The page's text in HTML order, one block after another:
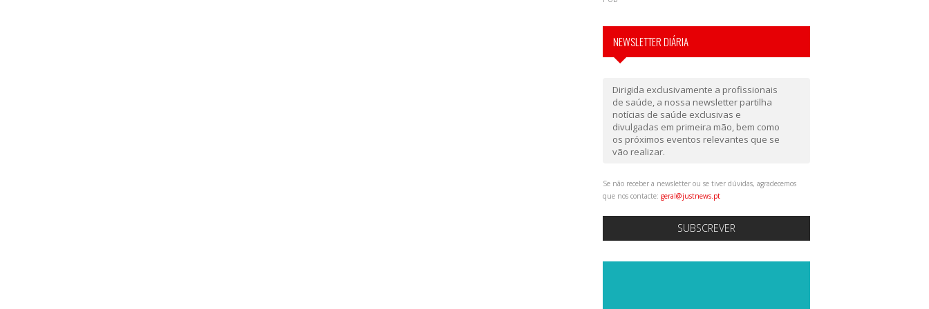
NEWSLETTER DIÁRIA
Dirigida exclusivamente a profissionais
de saúde, a nossa newsletter partilha
notícias de saúde exclusivas e
divulgadas em primeira mão, bem como
os próximos eventos relevantes que se
vão realizar.
Se não receber a newsletter ou se tiver dúvidas, agradecemos
que nos contacte: geral@justnews.pt
SUBSCREVER